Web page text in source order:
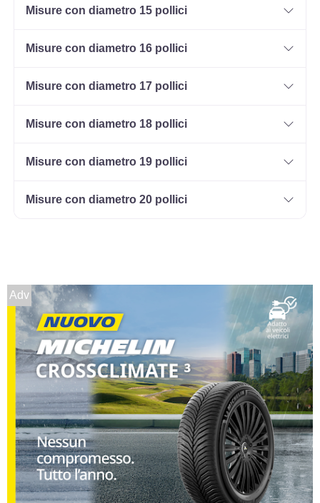
Misure con diametro 15 pollici
Misure con diametro 16 pollici
Misure con diametro 17 pollici
Misure con diametro 18 pollici
Misure con diametro 19 pollici
Misure con diametro 20 pollici
Adv